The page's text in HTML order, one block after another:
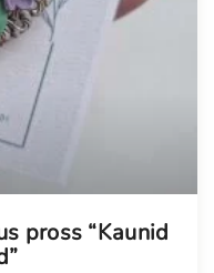
pross “Kaunid